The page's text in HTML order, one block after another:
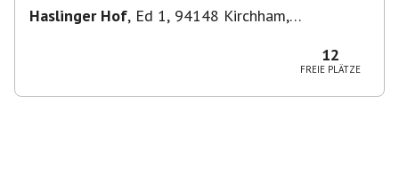
Haslinger Hof, Ed 1, 94148 Kirchham,
12
FREIE PLÄTZE